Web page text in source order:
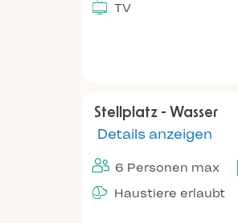
TV
Stellplatz - Wasser
Details anzeigen
6 Personen max
Haustiere erlaubt